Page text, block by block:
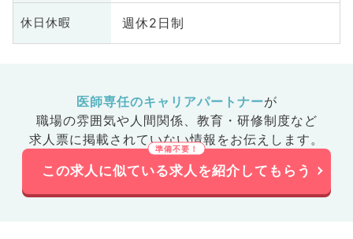
休日休暇 週休2日制
医師専任のキャリアパートナーが
職場の雰囲気や人間関係、 教育・研修制度など
求人票に掲載されていない情報をお伝えします。
この求人に似ている求人を紹介してもらう